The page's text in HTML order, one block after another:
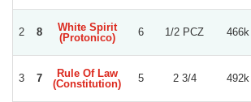
2 8
White Spirit
(Protonico)
6 1/2 PCZ 466k
3 7
Rule Of Law
(Constitution)
5 2 3/4 492k